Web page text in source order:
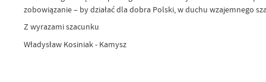
zobowiązanie – by działać dla dobra Polski, w duchu wzajemnego
Z wyrazami szacunku
Władysław Kosiniak - Kamysz